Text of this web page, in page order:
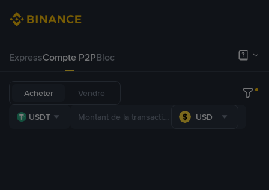
ExpressCompte P2PBloc
Acheter Vendre
USDT USD